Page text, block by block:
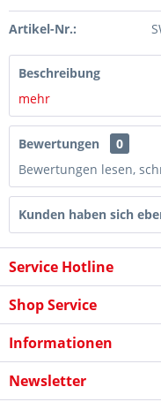
Artikel-Nr.:
Beschreibung
mehr
Bewertungen
0
Bewertungen lesen,
Kunden haben sich
Service Hotline
Shop Service
Informationen
Newsletter